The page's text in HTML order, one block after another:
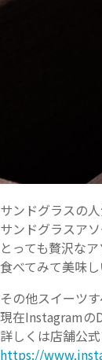
サンドグラスの
サンドグラスア
とっても贅沢な
食べてみて美味
その他スイーツ
現在Instagramの
詳しくは店舗公
https://